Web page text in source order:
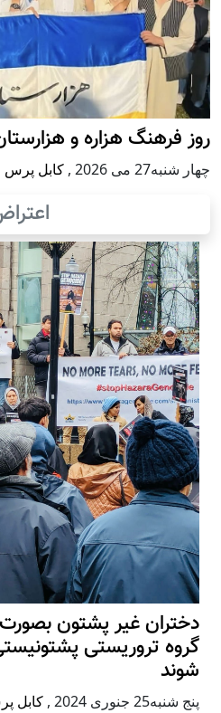
روز فرهنگ هزاره و
چهار شنبه27 می 2026 , کابل پرس
دختران غیر پشتون
گروه تروریستی
شوند
پنج شنبه25 جنوری 2024 , کابل